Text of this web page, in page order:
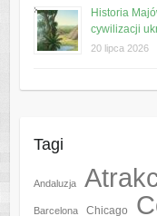
Historia
cywilizacji
20 lipca 2026
Tagi
Andaluzja
Barcelona Chicago